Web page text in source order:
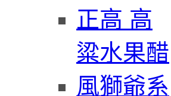
正高 高
粱水果醋
風獅爺系